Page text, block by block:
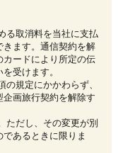
る取消料を当社に支払
ます。通信契約を解
ードにより所定の伝
受けます。
規定にかかわらず、
画旅行契約を解除す
ただし、その変更が別
あるときに限りま